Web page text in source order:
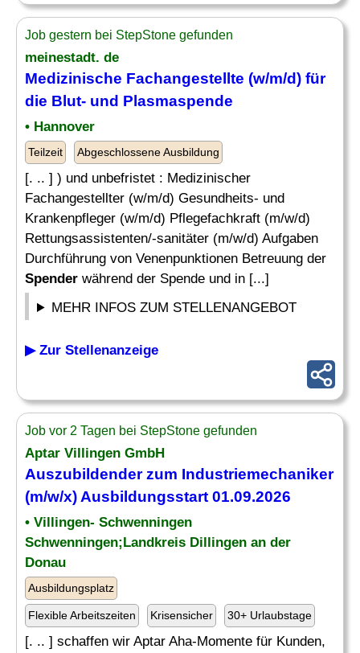
Job gestern bei StepStone gefunden
meinestadt. de
Medizinische Fachangestellte (w/m/d) für
die Blut- und Plasmaspende
• Hannover
Teilzeit Abgeschlossene Ausbildung
[. .. ] ) und unbefristet : Medizinischer
Fachangestellter (w/m/d) Gesundheits- und
Krankenpfleger (w/m/d) Pflegefachkraft (m/w/d)
Rettungsassistenten/-sanitäter (m/w/d) Aufgaben
Durchführung von Venenpunktionen Betreuung der
Spender während der Spende und in [...]
MEHR INFOS ZUM STELLENANGEBOT
▶ Zur Stellenanzeige
Job vor 2 Tagen bei StepStone gefunden
Aptar Villingen GmbH
Auszubildender zum Industriemechaniker
(m/w/x) Ausbildungsstart 01.09.2026
• Villingen- Schwenningen
Schwenningen;Landkreis Dillingen an der
Donau
Ausbildungsplatz
Flexible Arbeitszeiten Krisensicher 30+ Urlaubstage
[. .. ] schaffen wir Aptar Aha-Momente für Kunden,